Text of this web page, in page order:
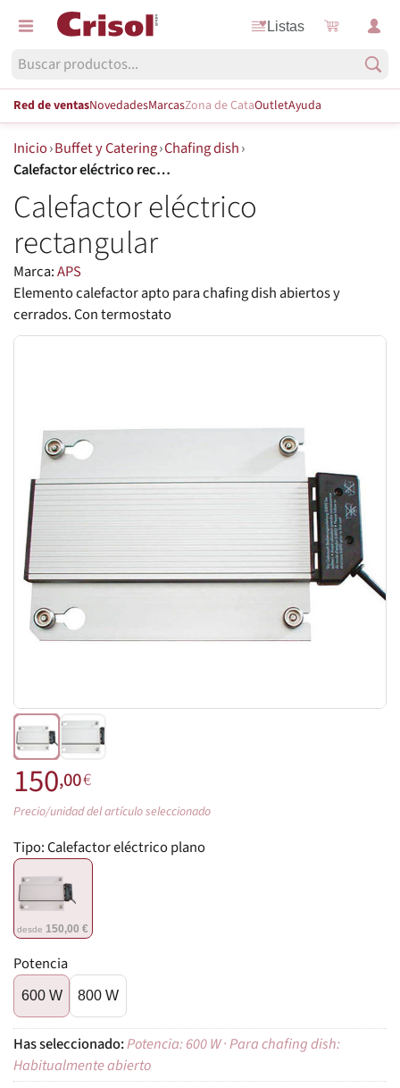
Listas
Red de ventasNovedadesMarcasZona de CataOutletAyuda
Inicio›Buffet y Catering›Chafing dish›
Calefactor eléctrico rectangular
Calefactor eléctrico
rectangular
Marca:APS
Elemento calefactor apto para chafing dish abiertos y
cerrados. Con termostato
150,00€
Precio/unidad del artículo seleccionado
Tipo:Calefactor eléctrico plano
desde 150,00 €
Potencia
600 W 800 W
Potencia: 600 W · Para chafing dish:
Habitualmente abierto